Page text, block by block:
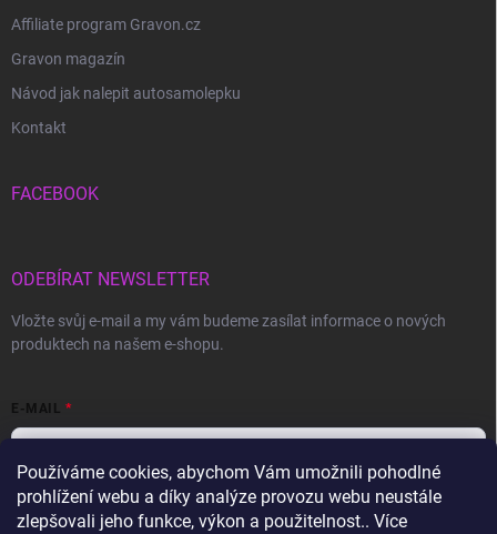
Používáme cookies, abychom Vám umožnili pohodlné
prohlížení webu a díky analýze provozu webu neustále
zlepšovali jeho funkce, výkon a použitelnost.. Více
Affiliate program Gravon.cz
Gravon magazín
Návod jak nalepit autosamolepku
Kontakt
FACEBOOK
ODEBÍRAT NEWSLETTER
Vložte svůj e-mail a my vám budeme zasílat informace o nových
produktech na našem e-shopu.
E-MAIL
Vložením e-mailu souhlasíte spodmínkami ochrany osobních údajů